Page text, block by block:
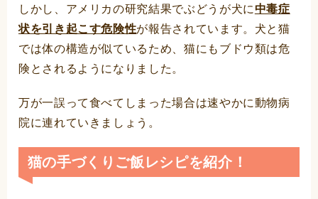
しかし、アメリカの研究結果でぶどうが犬に中毒症
状を引き起こす危険性が報告されています。犬と猫
では体の構造が似ているため、猫にもブドウ類は危
険とされるようになりました。
万が一誤って食べてしまった場合は速やかに動物病
院に連れていきましょう。
猫の手づくりご飯レシピを紹介！